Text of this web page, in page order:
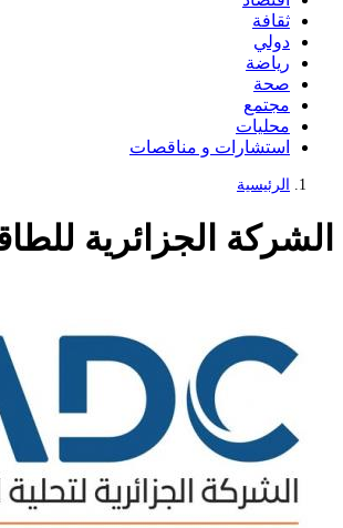
ثقافة
دولي
رياضة
صحة
مجتمع
محليات
استشارات و مناقصات
الرئيسية
الشركة الجزائرية